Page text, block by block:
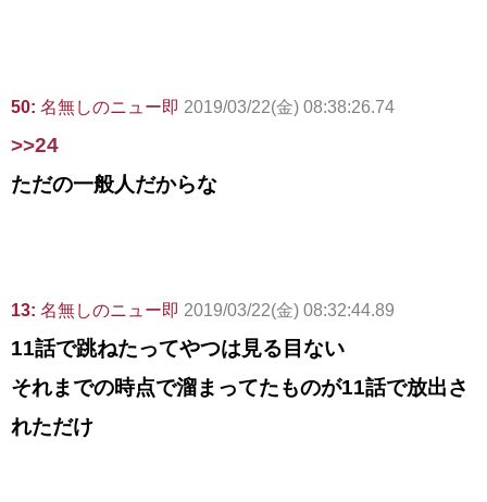
50: 名無しのニュー即 2019/03/22(金) 08:38:26.74
>>24
ただの一般人だからな
13: 名無しのニュー即 2019/03/22(金) 08:32:44.89
11話で跳ねたってやつは見る目ない
それまでの時点で溜まってたものが11話で放出さ
れただけ